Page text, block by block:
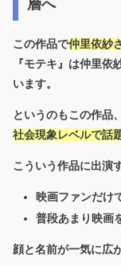
層へ
この作品で仲里依紗
『モテキ』 は仲里依
います。
というのもこの作品、
社会現象レベルで話
こういう作品に出演
映画ファンだけ
普段あまり映画
顔と名前が一気に広